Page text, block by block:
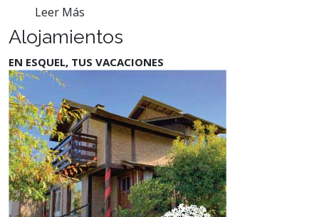
Leer Más
Alojamientos
EN ESQUEL, TUS VACACIONES